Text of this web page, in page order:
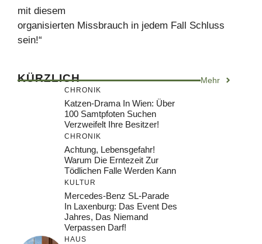
mit diesem
organisierten Missbrauch in jedem Fall Schluss
sein!“
KÜRZLICH Mehr
CHRONIK
Katzen-Drama In Wien: Über
100 Samtpfoten Suchen
Verzweifelt Ihre Besitzer!
CHRONIK
Achtung, Lebensgefahr!
Warum Die Erntezeit Zur
Tödlichen Falle Werden Kann
KULTUR
Mercedes-Benz SL-Parade
In Laxenburg: Das Event Des
Jahres, Das Niemand
Verpassen Darf!
HAUS